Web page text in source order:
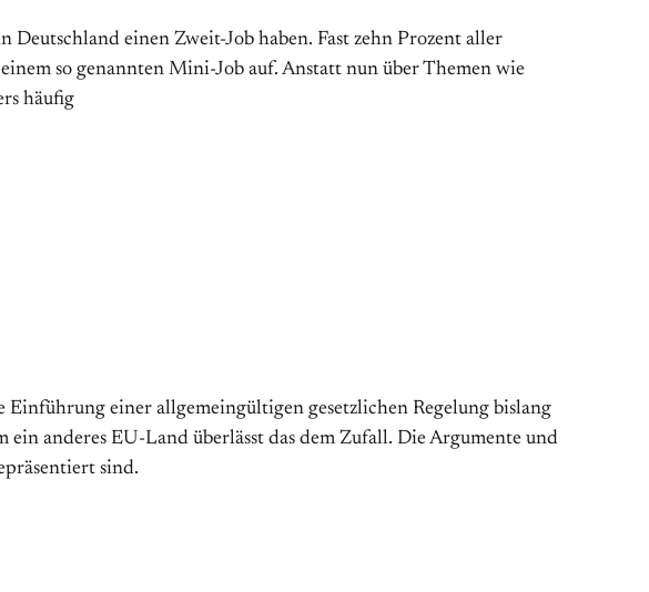
einen Zweit-Job haben. Fast zehn Prozent aller
so genannten Mini-Job auf. Anstatt nun über Themen wie
häufig
einer allgemeingültigen gesetzlichen Regelung bislang
anderes EU-Land überlässt das dem Zufall. Die Argumente und
sind.